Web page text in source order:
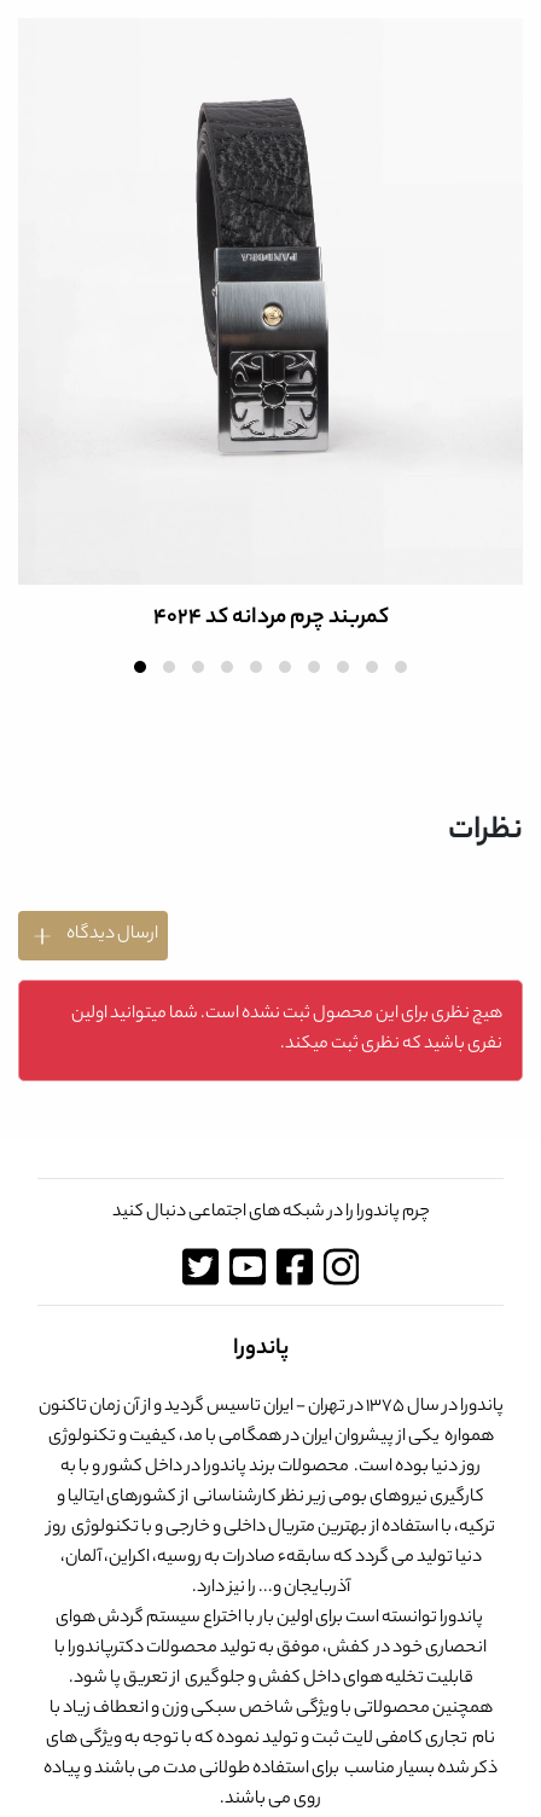
کمربند چرم مردانه کد 4024
نظرات
ارسال دیدگاه
هیچ نظری برای این محصول ثبت نشده است. شما میتوانید اولین
نفری باشید که نظری ثبت میکند.
چرم پاندورا را در شبکه های اجتماعی دنبال کنید
پاندورا
پاندورا در سال 1375 در تهران - ایران تاسیس گردید و از آن زمان تاکنون
همواره یکی از پیشروان ایران در همگامی با مد، کیفیت و تکنولوژی
روز دنیا بوده است. محصولات برند پاندورا در داخل کشور و با به
کارگیری نیروهای بومی زیر نظر کارشناسانی از کشورهای ایتالیا و
ترکیه، با استفاده از بهترین متریال داخلی و خارجی و با تکنولوژی روز
دنیا تولید می گردد که سابقهء صادرات به روسیه، اکراین، آلمان،
آذربایجان و... را نیز دارد.
پاندورا توانسته است برای اولین بار با اختراع سیستم گردش هوای
انحصاری خود در کفش، موفق به تولید محصولات دکترپاندورا با
قابلیت تخلیه هوای داخل کفش و جلوگیری از تعریق پا شود.
همچنین محصولاتی با ویژگی شاخص سبکی وزن و انعطاف زیاد با
نام تجاری کامفی لایت ثبت و تولید نموده که با توجه به ویژگی های
ذکر شده بسیار مناسب برای استفاده طولانی مدت می باشند و پیاده
روی می باشند.